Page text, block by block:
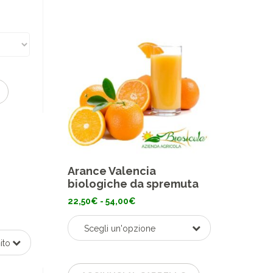
Arance Valencia
biologiche da spremuta
22,50€ - 54,00€
prezzo:
da
22,50€
a
Scegli un'opzione